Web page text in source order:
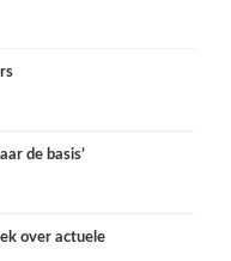
de basis’
over actuele